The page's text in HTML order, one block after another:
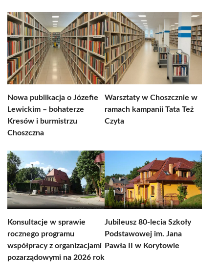
Nowa publikacja o Józefie
Lewickim – bohaterze
Kresów i burmistrzu
Choszczna
Warsztaty w Choszcznie w
ramach kampanii Tata Też
Czyta
Konsultacje w sprawie
rocznego programu
współpracy z organizacjami
pozarządowymi na 2026 rok
Jubileusz 80-lecia Szkoły
Podstawowej im. Jana
Pawła II w Korytowie